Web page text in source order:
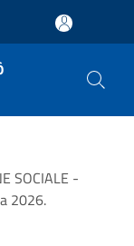
SOCIALE -
2026.